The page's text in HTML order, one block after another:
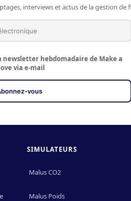
interviews et actus de la gestion de
newsletter hebdomadaire de Make a
via e-mail
SIMULATEURS
Malus CO2
Malus Poids